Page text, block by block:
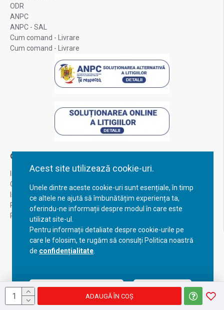
Acest site utilizează cookie-uri.
Unele dintre aceste cookie-uri sunt esențiale, în timp
ce altele ne ajută să îmbunătățim experiența ta,
oferindu-ne informații despre modul în care este
utilizat site-ul.
Pentru informații detaliate despre cookie-urile pe
care le folosim, te rugăm să consulți Politica noastră
de confidențialitate
Acceptă setările curente Configurează
ADAUGĂ ÎN COŞ
ODR
ANPC
ANPC - SAL
Cum comand - Livrare
Cum comand - Livrare
Contul Meu
Inregistrare
Contul meu
Istoric comenzi
Recuperare parola
Returnare produs
Copyright © 2023, BravoShop, toate drepturile rezervate!